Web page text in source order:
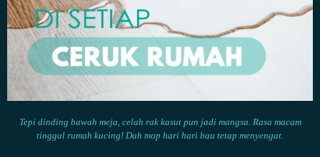
Tepi dinding bawah meja, celah rak kasut pun jadi mangsa. Rasa macam
tinggal rumah kucing! Dah mop hari hari bau tetap menyengat.